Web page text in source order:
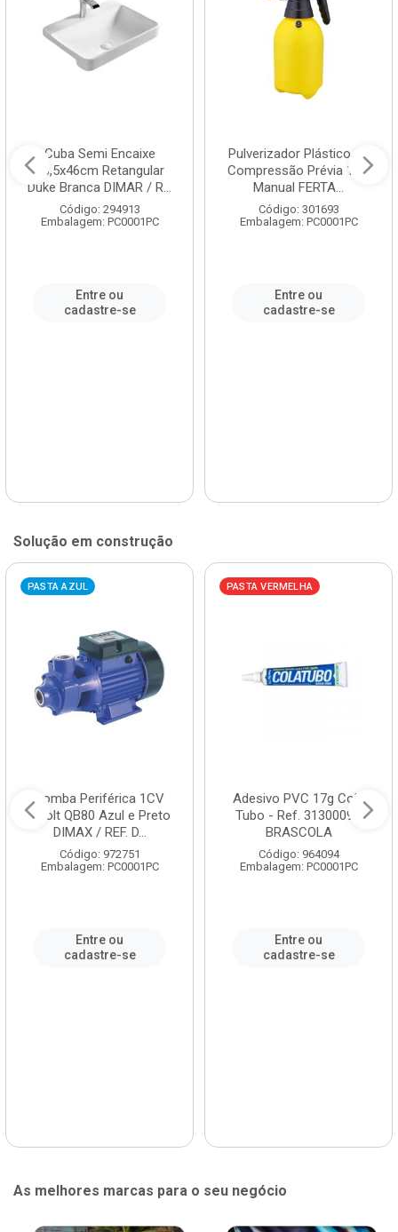
Cuba Semi Encaixe
58,5x46cm Retangular
Duke Branca DIMAR / R...
Código: 294913
Embalagem: PC0001PC
Entre ou
cadastre-se
Pulverizador Plástico de
Compressão Prévia 1,5L
Manual FERTA...
Código: 301693
Embalagem: PC0001PC
Entre ou
cadastre-se
Solução em construção
PASTA AZUL
Bomba Periférica 1CV
Bivolt QB80 Azul e Preto
DIMAX / REF. D...
Código: 972751
Embalagem: PC0001PC
Entre ou
cadastre-se
PASTA VERMELHA
Adesivo PVC 17g Cola
Tubo - Ref. 3130009 -
BRASCOLA
Código: 964094
Embalagem: PC0001PC
Entre ou
cadastre-se
As melhores marcas para o seu negócio